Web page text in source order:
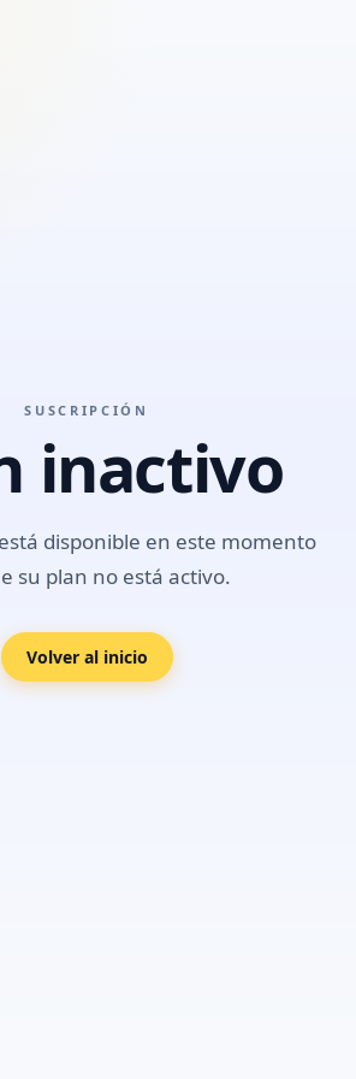
SUSCRIPCIÓN
inactivo
disponible en este momento
su plan no está activo.
Volver al inicio